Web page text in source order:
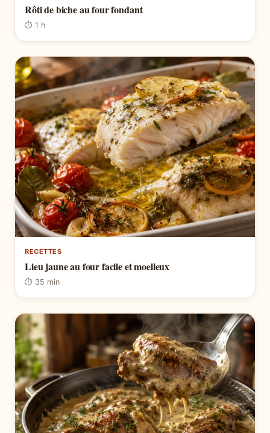
Rôti de biche au four fondant
⏱ 1 h
RECETTES
Lieu jaune au four facile et moelleux
⏱ 35 min